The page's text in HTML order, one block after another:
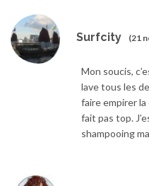
Surfcity (21
Mon soucis,
lave tous les
faire empirer la
fait pas top.
shampooing